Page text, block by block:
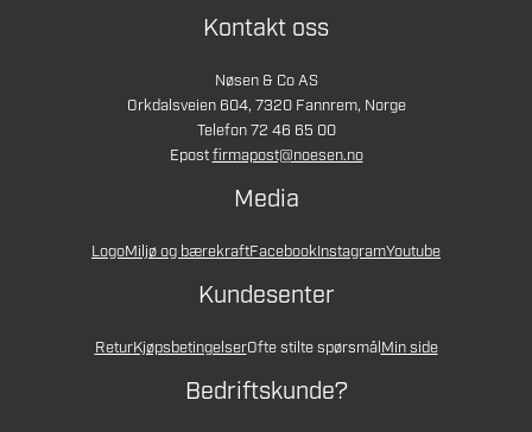
Kontakt oss
Nøsen & Co AS
Orkdalsveien 604, 7320 Fannrem, Norge
Telefon 72 46 65 00
Epostfirmapost@noesen.no
Media
LogoMiljø og bærekraftFacebookInstagramYoutube
Kundesenter
ReturKjøpsbetingelserOfte stilte spørsmålMin side
Bedriftskunde?